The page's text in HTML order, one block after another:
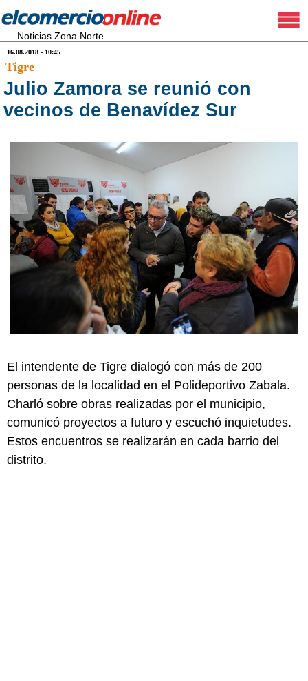
Noticias Zona Norte
16.08.2018 - 10:45
Tigre
Julio Zamora se reunió con
vecinos de Benavídez Sur
El intendente de Tigre dialogó con más de 200
personas de la localidad en el Polideportivo Zabala.
Charló sobre obras realizadas por el municipio,
comunicó proyectos a futuro y escuchó inquietudes.
Estos encuentros se realizarán en cada barrio del
distrito.